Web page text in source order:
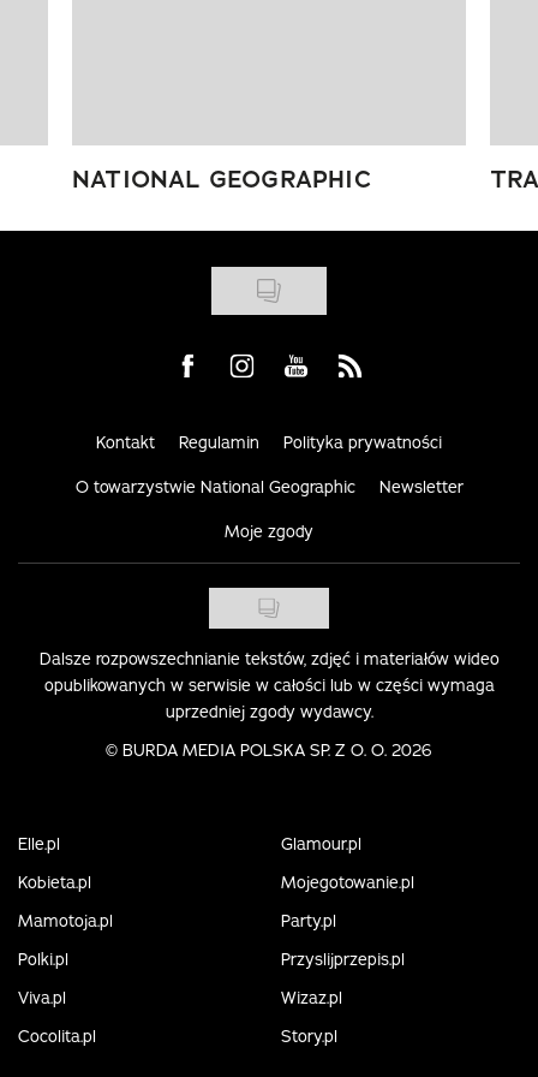
NATIONAL GEOGRAPHIC
Visit us on Facebook
Visit us on Instagram
Visit us on Youtube
Visit us on Rss
Kontakt Regulamin Polityka prywatności
O towarzystwie National Geographic Newsletter
Moje zgody
Dalsze rozpowszechnianie tekstów, zdjęć i materiałów wideo
opublikowanych w serwisie w całości lub w części wymaga
uprzedniej zgody wydawcy.
© BURDA MEDIA POLSKA SP. Z O. O. 2026
Elle.pl
Glamour.pl
Kobieta.pl
Mojegotowanie.pl
Mamotoja.pl
Party.pl
Polki.pl
Przyslijprzepis.pl
Viva.pl
Wizaz.pl
Cocolita.pl
Story.pl